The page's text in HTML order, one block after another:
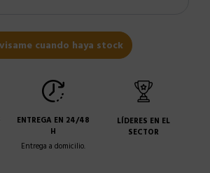
cuando haya stock
ENTREGA EN 24/48
H
Entrega a domicilio.
LÍDERES EN EL
SECTOR